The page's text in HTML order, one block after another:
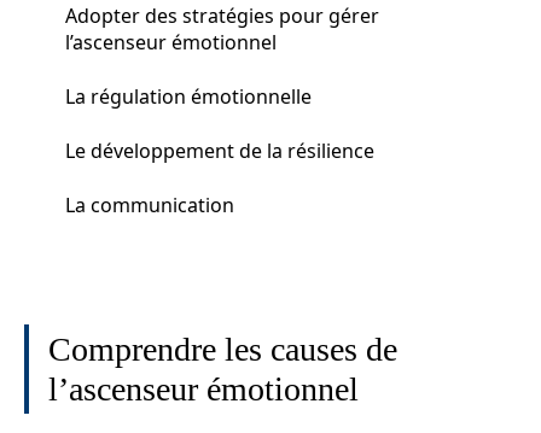
Adopter des stratégies pour gérer
l’ascenseur émotionnel
La régulation émotionnelle
Le développement de la résilience
La communication
Comprendre les causes de
l’ascenseur émotionnel